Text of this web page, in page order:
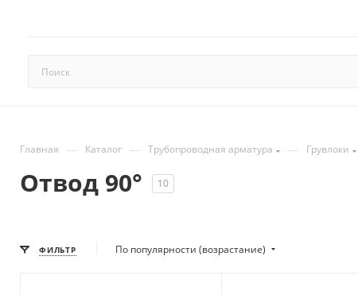
Главная — Каталог — Трубопроводная арматура — Грувлоки
Отвод 90° 10
ФИЛЬТР По популярности (возрастание)